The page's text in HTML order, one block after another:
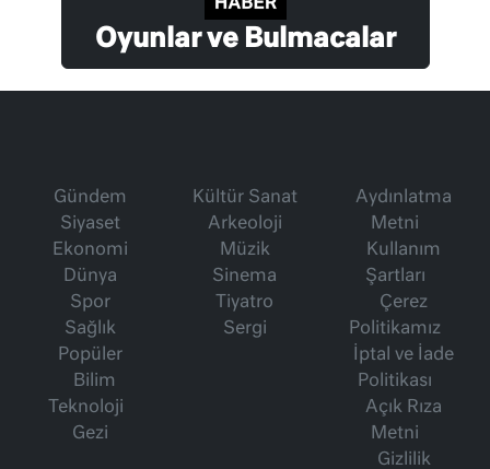
Oyunlar ve Bulmacalar
Gündem
Siyaset
Ekonomi
Dünya
Spor
Sağlık
Popüler
Bilim
Teknoloji
Gezi
Kültür Sanat
Arkeoloji
Müzik
Sinema
Tiyatro
Sergi
Aydınlatma
Metni
Kullanım
Şartları
Çerez
Politikamız
İptal ve İade
Politikası
Açık Rıza
Metni
Gizlilik